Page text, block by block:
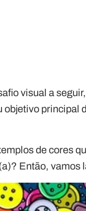
visual a
objetivo principal
de cores
Então, vamos